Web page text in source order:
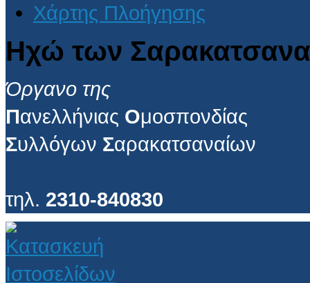
Χάρτης Πλοήγησης
Ηχώ των
Όργανο της
Πανελλήνιας Ομοσπονδίας
Συλλόγων Σαρακατσαναίων
τηλ. 2310-840830